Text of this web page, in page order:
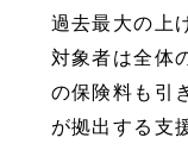
過去最大の上
対象者は全体
の保険料も引
が拠出する支